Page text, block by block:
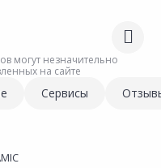
могут незначительно
на сайте
Сервисы